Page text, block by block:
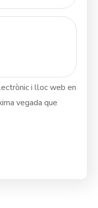
i lloc web en
vegada que